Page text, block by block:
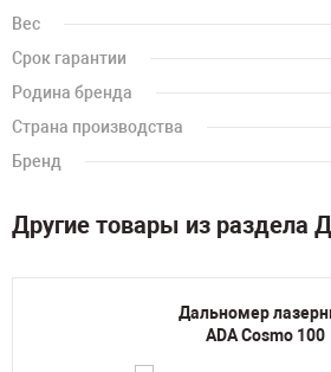
Вес
Срок гарантии
Родина бренда
Страна производства
Бренд
Другие товары из раздела
Дальномер
ADA Cosmo 100